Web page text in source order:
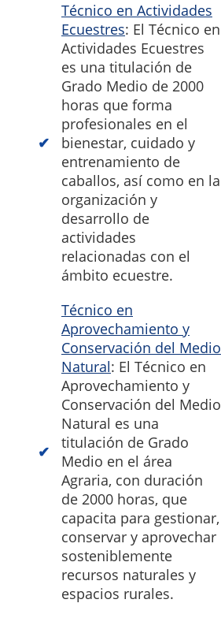
Técnico en Actividades
Ecuestres: El Técnico en
Actividades Ecuestres
es una titulación de
Grado Medio de 2000
horas que forma
profesionales en el
bienestar, cuidado y
entrenamiento de
caballos, así como en la
organización y
desarrollo de
actividades
relacionadas con el
ámbito ecuestre.
Técnico en
Aprovechamiento y
Conservación del Medio
Natural: El Técnico en
Aprovechamiento y
Conservación del Medio
Natural es una
titulación de Grado
Medio en el área
Agraria, con duración
de 2000 horas, que
capacita para gestionar,
conservar y aprovechar
sosteniblemente
recursos naturales y
espacios rurales.